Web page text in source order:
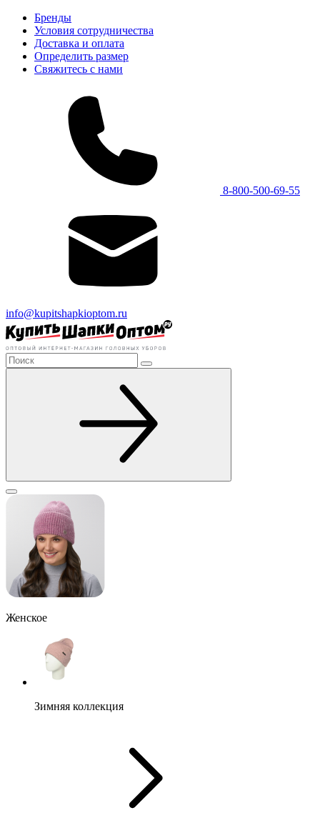
Бренды
Условия сотрудничества
Доставка и оплата
Определить размер
Свяжитесь с нами
8-800-500-69-55
info@kupitshapkioptom.ru
Женское
Зимняя коллекция